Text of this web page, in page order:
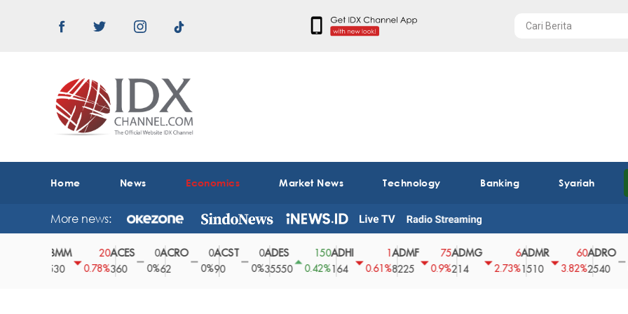
Home News Economics Market News Technology Banking Syariah
More news:
0.78%
ACES
360
0
0%
ACRO
0ACST
0
0%
ADES
35550
150
0.42%
ADHI
164
0.61%
ADMF
8225
75
0.9%
ADMG
214
2.73%
ADMR
1510
3.82%
ADRO
2540
0
0%